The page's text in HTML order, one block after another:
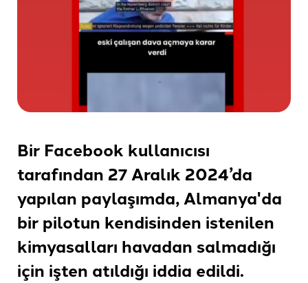
Bir Facebook kullanıcısı
tarafından 27 Aralık 2024’da
yapılan paylaşımda, Almanya'da
bir pilotun kendisinden istenilen
kimyasalları havadan salmadığı
için işten atıldığı iddia edildi.